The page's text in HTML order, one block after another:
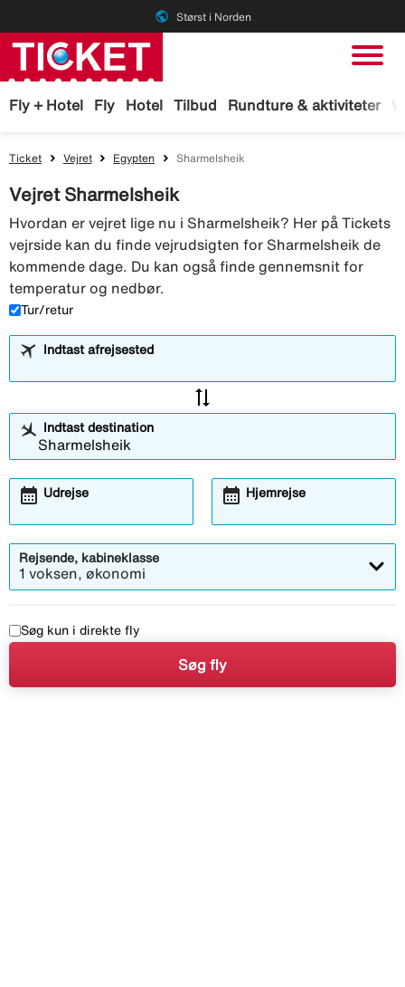
public Størst i Norden
Fly + Hotel Fly Hotel Tilbud Rundture & aktiviteter
Ticket Vejret Egypten Sharmelsheik
Vejret Sharmelsheik
Hvordan er vejret lige nu i Sharmelsheik? Her på Tickets
vejrside kan du finde vejrudsigten for Sharmelsheik de
kommende dage. Du kan også finde gennemsnit for
temperatur og nedbør.
Tur/retur
Indtast afrejsested
sync_alt
Indtast destination
Udrejse
calendar_month Hjemrejse
calendar_month
Rejsende, kabineklasse
1 voksen, økonomi
Søg kun i direkte fly
Søg fly